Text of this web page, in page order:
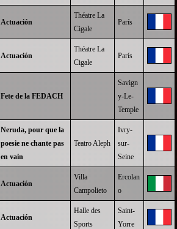
Actuación
Théatre La
Cigale
París
Actuación
Théatre La
Cigale
París
Fete de la FEDACH
Savign
y-Le-
Temple
Neruda, pour que la
poesie ne chante pas
en vain
Teatro Aleph
Ivry-
sur-
Seine
Actuación
Villa
Campolieto
Ercolan
o
Actuación
Halle des
Sports
Saint-
Yorre